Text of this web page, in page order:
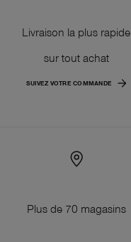
Livraison la plus rapide
sur tout achat
SUIVEZ VOTRE COMMANDE
Plus de 70 magasins